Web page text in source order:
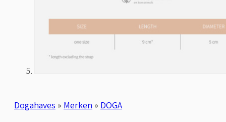
Dogahaves » Merken » DOGA